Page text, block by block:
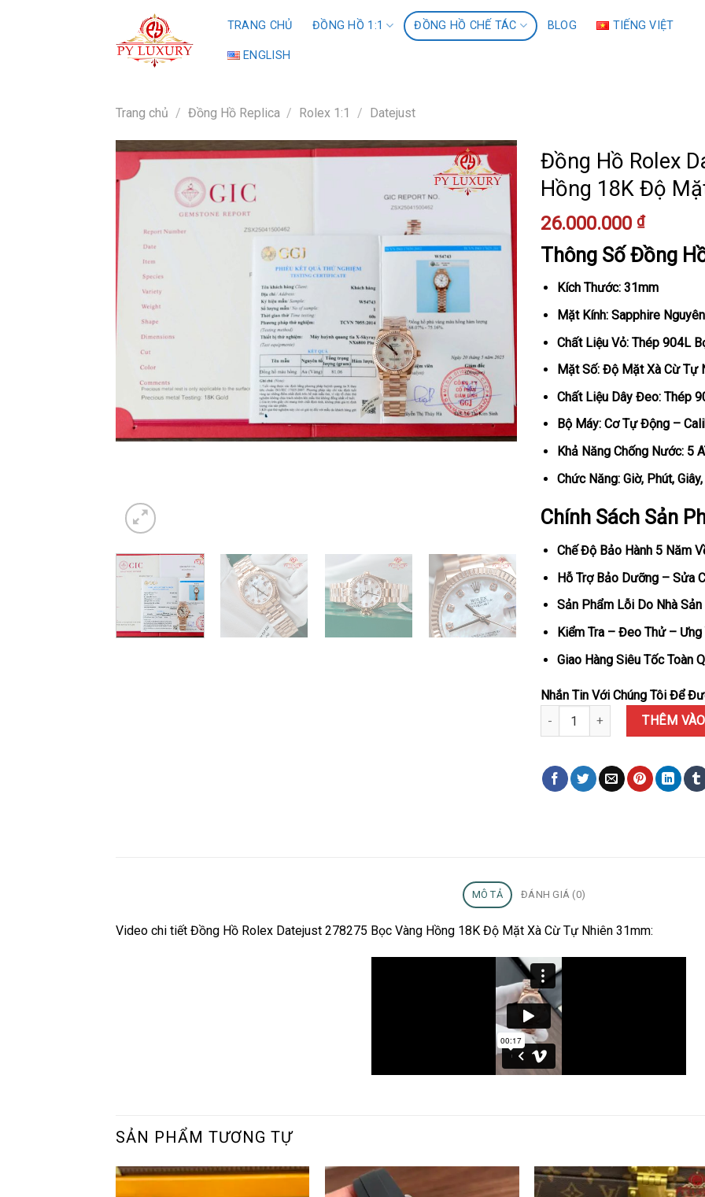
TRANG CHỦ ĐỒNG HỒ 1:1 ĐỒNG HỒ CHẾ TÁC BLOG TIẾNG VIỆT
ENGLISH
Trang chủ / Đồng Hồ Replica / Rolex 1:1 / Datejust
Đồng Hồ Rolex
Hồng 18K Độ
26.000.000 ₫
Thông Số Đồng
Kích Thước: 31mm
Mặt Kính: Sapphire
Chất Liệu Vỏ: Thép 904L
Mặt Số: Độ Mặt Xà Cừ Tự
Chất Liệu Dây Đeo: Thép
Bộ Máy: Cơ Tự Động –
Khả Năng Chống Nước: 5
Chức Năng: Giờ, Phút,
Chính Sách Sản
Chế Độ Bảo Hành 5 Năm
Hỗ Trợ Bảo Dưỡng – Sửa
Sản Phẩm Lỗi Do Nhà
Kiểm Tra – Đeo Thử – Ưng
Giao Hàng Siêu Tốc Toàn
Nhắn Tin Với Chúng Tôi Để
Đồng Hồ Rolex Datejust
THÊM
MÔ TẢ ĐÁNH GIÁ (0)
Video chi tiết Đồng Hồ Rolex Datejust 278275 Bọc Vàng Hồng 18K Độ Mặt Xà Cừ Tự Nhiên 31mm:
SẢN PHẨM TƯƠNG TỰ